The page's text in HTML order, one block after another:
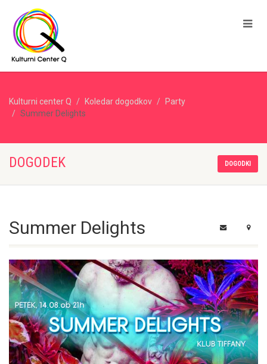
Kulturni center Q Koledar dogodkov
Party
Summer Delights
DOGODEK DOGODKI
Summer Delights